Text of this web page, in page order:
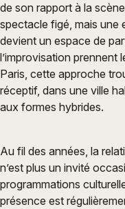
de son rapport à la
spectacle figé, mais
devient un espace de
l’improvisation prennent
Paris, cette approche
réceptif, dans une ville
aux formes hybrides.
Au fil des années, la
n’est plus un invité
programmations
présence est